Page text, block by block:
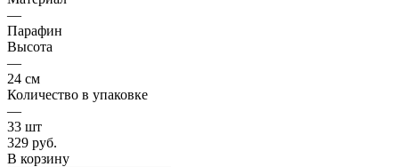
—
Парафин
Высота
—
24 см
Количество в упаковке
—
33 шт
329 руб.
В корзину